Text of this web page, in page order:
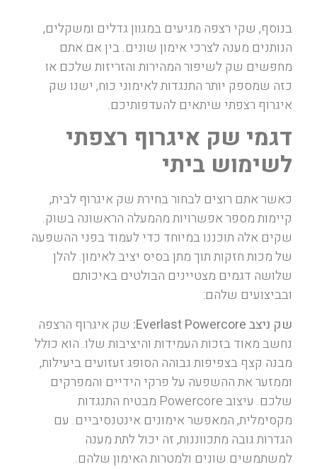
בנוסף, שקי רצפה מגיעים במגוון גדלים ומשקלים,
הנותנים מענה לצרכי אימון שונים. בין אם אתם
מחפשים שק לשיפור המהירות והזריזות שלכם או
כזה שמספק יותר התנגדות לאימוני כוח, ישנו שק
איגרוף רצפתי שיתאים להעדפותיכם.
דגמי שק איגרוף רצפתי
לשימוש ביתי
כאשר אתם רוצים לבחור בחירת שק איגרוף לבית,
קיימות מספר אפשרויות מהמעלה הראשונה בשוק.
שקים אלה תוכננו במיוחד כדי לעמוד בפני ההשפעה
של מכות חזקות תוך מתן בסיס יציב לאימון. להלן
שלושה דגמים מצטיינים הבולטים באיכותם
ובביצועים שלהם:
שק ניצב Everlast Powercore:
שק איגרוף הרצפה
נחשב מאוד בזכות העמידות והיציבות שלו. הוא כולל
מבנה קצף בצפיפות גבוהה הסופג זעזועים ביעילות,
וממזער את ההשפעה על פרקי הידיים והמפרקים
שלכם. עיצוב Powercore מבטיח התנגדות
מקסימלית, המאפשר אימונים אינטנסיביים. עם
הגדרות גובה מתכווננות, זה יכול לתת מענה
למשתמשים שונים ולמטרות האימון שלהם.